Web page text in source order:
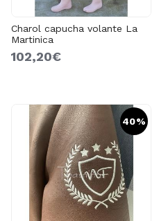
Charol capucha volante La
Martinica
102,20€
40%